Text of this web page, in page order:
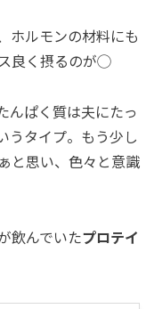
ホルモンの材料にも
良く摂るのが◯
んぱく質は夫にたっ
うタイプ。もう少し
と思い、色々と意識
飲んでいたプロテイ